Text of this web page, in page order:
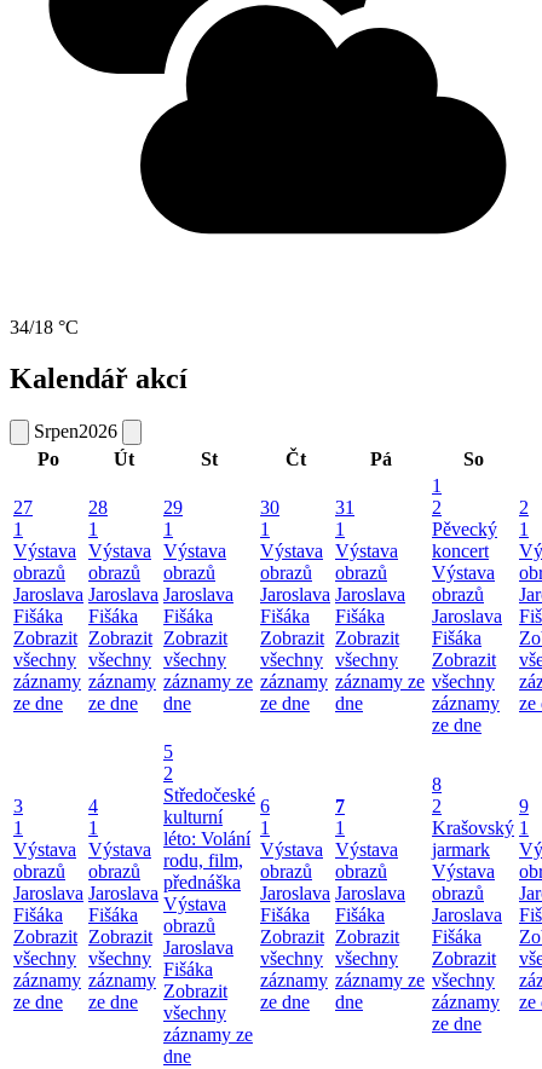
34/18 °C
Kalendář akcí
Srpen2026
Po
Út St Čt Pá So
27
1
Výstava
obrazů
Jaroslava
Fišáka
Zobrazit
všechny
záznamy
ze dne
28
1
Výstava
obrazů
Jaroslava
Fišáka
Zobrazit
všechny
záznamy
ze dne
29
1
Výstava
obrazů
Jaroslava
Fišáka
Zobrazit
všechny
záznamy ze
dne
30
1
Výstava
obrazů
Jaroslava
Fišáka
Zobrazit
všechny
záznamy
ze dne
31
1
Výstava
obrazů
Jaroslava
Fišáka
Zobrazit
všechny
záznamy ze
dne
1
2
Pěvecký
koncert
Výstava
obrazů
Jaroslava
Fišáka
Zobrazit
všechny
záznamy
ze dne
2
1
ze
3
1
Výstava
obrazů
Jaroslava
Fišáka
Zobrazit
všechny
záznamy
ze dne
4
1
Výstava
obrazů
Jaroslava
Fišáka
Zobrazit
všechny
záznamy
ze dne
5
2
Středočeské
kulturní
léto: Volání
rodu, film,
přednáška
Výstava
obrazů
Jaroslava
Fišáka
Zobrazit
všechny
záznamy ze
dne
6
1
Výstava
obrazů
Jaroslava
Fišáka
Zobrazit
všechny
záznamy
ze dne
7
1
Výstava
obrazů
Jaroslava
Fišáka
Zobrazit
všechny
záznamy ze
dne
8
2
Krašovský
jarmark
Výstava
obrazů
Jaroslava
Fišáka
Zobrazit
všechny
záznamy
ze dne
9
1
ze